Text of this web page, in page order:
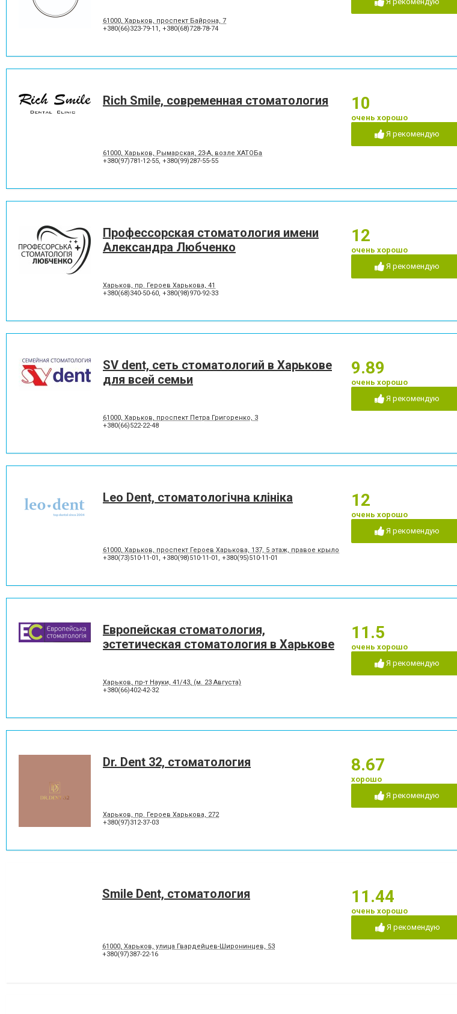
Отбеливание зубов
Пластика десневого края
Пластины для исправления
Пломбирование зубов Пломбирование каналов
Шинирование зубов Элайнеры Эстетическая реставрация
61000, Харьков, проспект Байрона, 7
+380(66)323-79-11 , +380(68)728-78-74
Rich Smile, современная стоматология
61000, Харьков, Рымарская, 23-А, возле ХАТОБа
+380(97)781-12-55, +380(99)287-55-55
10
очень хорошо
Я рекомендую
Профессорская стоматология имени
Александра Любченко
Харьков, пр. Героев Харькова, 41
+380(68)340-50-60, +380(98)970-92-33
12
очень хорошо
Я рекомендую
SV dent, сеть стоматологий в Харькове
для всей семьи
61000, Харьков, проспект Петра Григоренко, 3
+380(66)522-22-48
9.89
очень хорошо
Я рекомендую
Leo Dent, стоматологічна клініка
61000, Харьков, проспект Героев Харькова, 137, 5 этаж, правое крыло
+380(73)510-11-01 , +380(98)510-11-01 , +380(95)510-11-01
12
очень хорошо
Я рекомендую
Европейская стоматология,
эстетическая стоматология в Харькове
Харьков, пр-т Науки, 41/43, (м. 23 Августа)
+380(66)402-42-32
11.5
очень хорошо
Я рекомендую
Dr. Dent 32, стоматология
Харьков, пр. Героев Харькова, 272
+380(97)312-37-03
8.67
хорошо
Я рекомендую
Smile Dent, стоматология
61000, Харьков, улица Гвардейцев-Широнинцев, 53
+380(97)387-22-16
11.44
очень хорошо
Я рекомендую